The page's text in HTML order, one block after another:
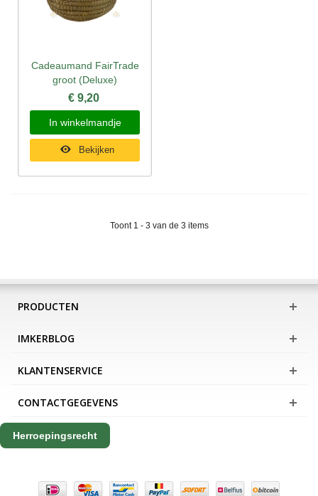
Cadeaumand FairTrade
groot (Deluxe)
€ 9,20
In winkelmandje
Bekijken
Toont 1 - 3 van de 3 items
PRODUCTEN
IMKERBLOG
KLANTENSERVICE
CONTACTGEGEVENS
Herroepingsrecht